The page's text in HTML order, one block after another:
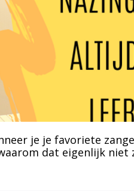
je je favoriete
dat eigenlijk niet